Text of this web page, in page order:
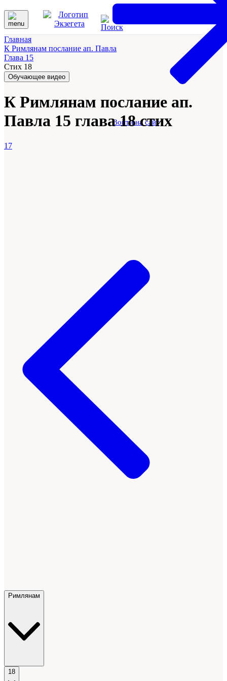
Войти на сайт
Главная
К Римлянам послание ап. Павла
Глава 15
Стих 18
Обучающее видео
К Римлянам послание ап.
Павла 15 глава 18 стих
17
Римлянам
18